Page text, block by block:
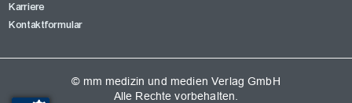
Karriere
Kontaktformular
© mm medizin und medien Verlag GmbH
Alle Rechte vorbehalten.